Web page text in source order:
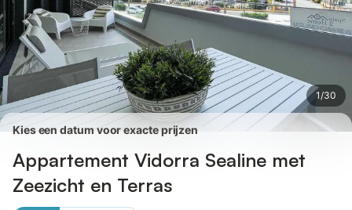
1/30
Kies een datum voor exacte prijzen
Appartement Vidorra Sealine met
Zeezicht en Terras